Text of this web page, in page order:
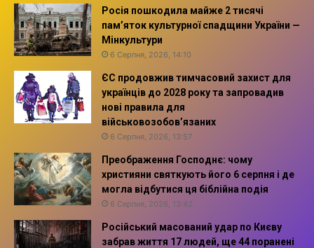
Росія пошкодила майже 2 тисячі
пам’яток культурної спадщини України —
Мінкультури
6 Серпня, 2026, 14:10
ЄС продовжив тимчасовий захист для
українців до 2028 року та запровадив
нові правила для
військовозобов’язаних
6 Серпня, 2026, 13:57
Преображення Господнє: чому
християни святкують його 6 серпня і де
могла відбутися ця біблійна подія
6 Серпня, 2026, 13:42
Російський масований удар по Києву
забрав життя 17 людей, ще 44 поранені